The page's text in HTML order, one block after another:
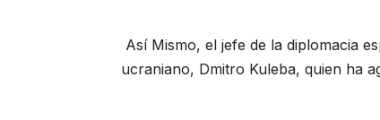
Así Mismo, el jefe de la diplomacia
ucraniano, Dmitro Kuleba, quien ha